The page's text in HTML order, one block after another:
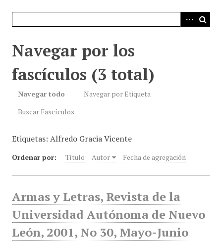
Navegar por los
fascículos (3 total)
Navegar todo
Navegar por Etiqueta
Buscar Fascículos
Etiquetas: Alfredo Gracia Vicente
Ordenar por: Título Autor Fecha de agregación
Armas y Letras, Revista de la
Universidad Autónoma de Nuevo
León, 2001, No 30, Mayo-Junio